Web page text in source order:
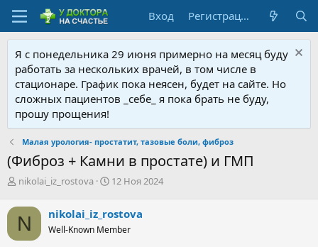
Вход Регистрация
Я с понедельника 29 июня примерно на месяц буду
работать за нескольких врачей, в том числе в
стационаре. График пока неясен, будет на сайте. Но
сложных пациентов _себе_ я пока брать не буду,
прошу прощения!
Малая урология- простатит, тазовые боли, фиброз
(Фиброз + Камни в простате) и ГМП
А
т
о
р
т
nikolai_iz_rostova
Д
а
н
12 Ноя 2024
N nikolai_iz_rostova
Well-Known Member